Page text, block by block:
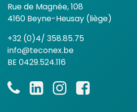
Rue de Magnée, 108
4160 Beyne-Heusay (liège)
+32 (0)4/ 358.85.75
info@teconex.be
BE 0429.524.116